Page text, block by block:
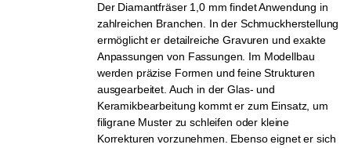
Der Diamantfräser 1,0 mm findet Anwendung in
zahlreichen Branchen. In der Schmuckherstellung
ermöglicht er detailreiche Gravuren und exakte
Anpassungen von Fassungen. Im Modellbau
werden präzise Formen und feine Strukturen
ausgearbeitet. Auch in der Glas- und
Keramikbearbeitung kommt er zum Einsatz, um
filigrane Muster zu schleifen oder kleine
Korrekturen vorzunehmen. Ebenso eignet er sich